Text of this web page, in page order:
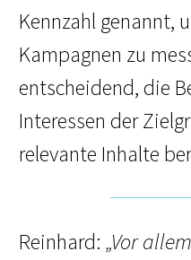
Kennzahl genannt,
Kampagnen zu
entscheidend, die
Interessen der
relevante Inhalte
Reinhard: „Vor